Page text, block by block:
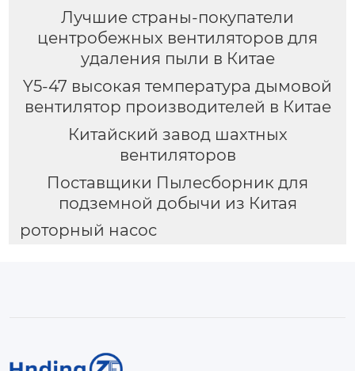
Лучшие страны-покупатели
центробежных вентиляторов для
удаления пыли в Китае
Y5-47 высокая температура дымовой
вентилятор производителей в Китае
Китайский завод шахтных
вентиляторов
Поставщики Пылесборник для
подземной добычи из Китая
роторный насос